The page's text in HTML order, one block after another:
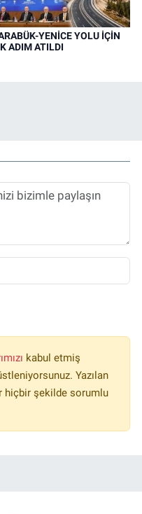
YENİCE YOLU İÇİN
ADIM ATILDI
kabul etmiş
Yazılan
hiçbir şekilde sorumlu